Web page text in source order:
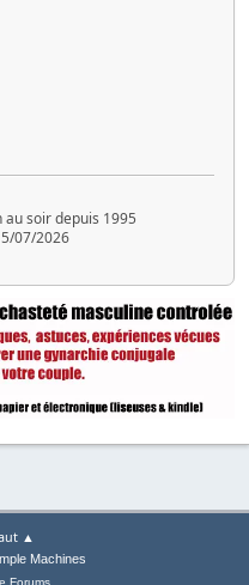
soir depuis 1995
07/2026
▲
Machines
Forums